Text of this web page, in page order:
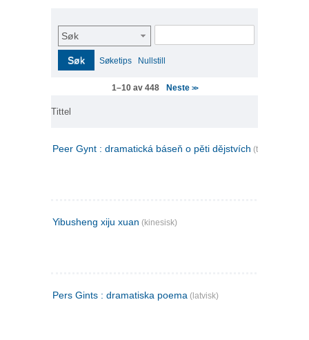
Søk
Søk Søketips Nullstill
1–10 av 448 Neste >>
Tittel
Peer Gynt : dramatická báseň o pěti dějstvích (tsjekkisk)
Yibusheng xiju xuan (kinesisk)
Pers Gints : dramatiska poema (latvisk)